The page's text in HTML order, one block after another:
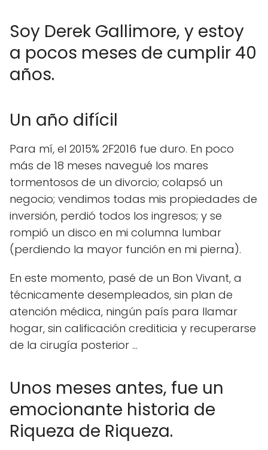
Soy Derek Gallimore, y estoy
a pocos meses de cumplir 40
años.
Un año difícil
Para mí, el 2015% 2F2016 fue duro. En poco
más de 18 meses navegué los mares
tormentosos de un divorcio; colapsó un
negocio; vendimos todas mis propiedades de
inversión, perdió todos los ingresos; y se
rompió un disco en mi columna lumbar
(perdiendo la mayor función en mi pierna).
En este momento, pasé de un Bon Vivant, a
técnicamente desempleados, sin plan de
atención médica, ningún país para llamar
hogar, sin calificación crediticia y recuperarse
de la cirugía posterior ...
Unos meses antes, fue un
emocionante historia de
Riqueza de Riqueza.